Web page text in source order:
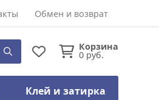
Обмен и возврат
Корзина
0 руб.
Клей и затирка